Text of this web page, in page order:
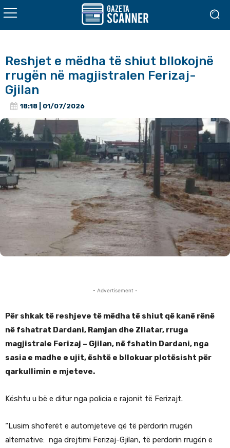
Reshjet e mëdha të shiut bllokojnë
rrugën në magjistralen Ferizaj-
Gjilan
18:18 | 01/07/2026
- Advertisement -
Për shkak të reshjeve të mëdha të shiut që kanë rënë
në fshatrat Dardani, Ramjan dhe Zllatar, rruga
magjistrale Ferizaj – Gjilan, në fshatin Dardani, nga
sasia e madhe e ujit, është e bllokuar plotësisht për
qarkullimin e mjeteve.
Kështu u bë e ditur nga policia e rajonit të Ferizajt.
“Lusim shoferët e automjeteve që të përdorin rrugën
alternative: nga drejtimi Ferizaj-Gjilan, të perdorin rrugën e